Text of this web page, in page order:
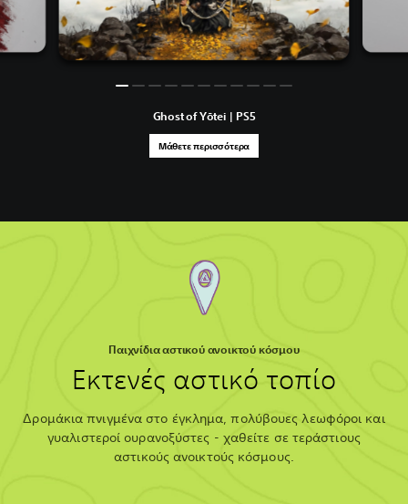
Ghost of Yōtei | PS5
Μάθετε περισσότερα
Παιχνίδια αστικού ανοικτού κόσμου
Εκτενές αστικό τοπίο
Δρομάκια πνιγμένα στο έγκλημα, πολύβουες λεωφόροι και
γυαλιστεροί ουρανοξύστες - χαθείτε σε τεράστιους
αστικούς ανοικτούς κόσμους.